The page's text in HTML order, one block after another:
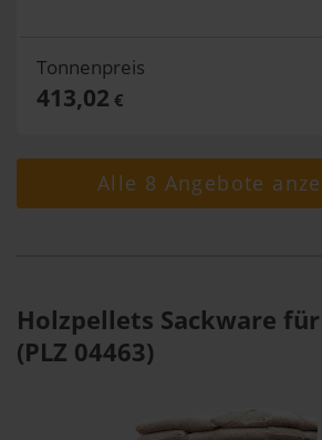
Tonnenpreis
413,02 €
Alle 8 Angebote
Holzpellets Sackware
(PLZ 04463)